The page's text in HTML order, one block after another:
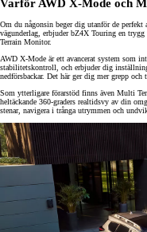
Varför AWD X-Mode och
Om du någonsin beger dig utanför de perfekt
vägunderlag, erbjuder bZ4X Touring en
Terrain Monitor.
AWD X-Mode är ett avancerat system som
stabilitetskontroll, och erbjuder dig
nedförsbackar. Det här ger dig mer grepp och
Som ytterligare förarstöd finns även Multi
heltäckande 360-graders realtidsvy av din
stenar, navigera i trånga utrymmen och